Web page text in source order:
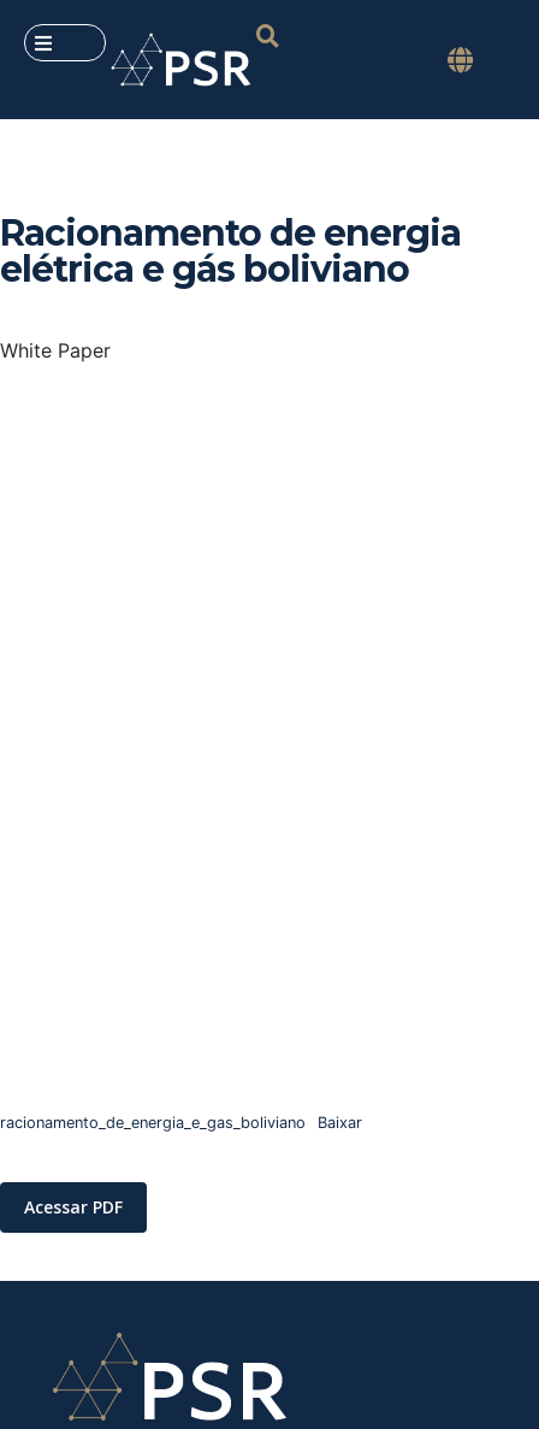
Racionamento de energia
elétrica e gás boliviano
White Paper
racionamento_de_energia_e_gas_boliviano Baixar
Acessar PDF